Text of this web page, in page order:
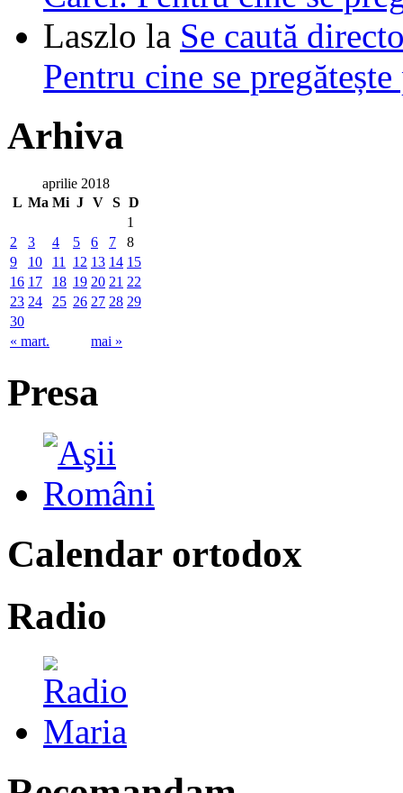
Laszlo la Se caută
Pentru cine se
Arhiva
aprilie 2018
L Ma Mi J V S D
« mart. mai »
1
2
3 4 5 6 7
8
9
10 11 12 13 14 15
16 17 18 19 20 21 22
23 24 25 26 27 28 29
30
Presa
Calendar ortodox
Radio